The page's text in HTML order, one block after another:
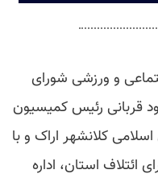
و ورزشی شورای
قربانی رئیس کمیسیون
کلانشهر اراک و با
استان، اداره